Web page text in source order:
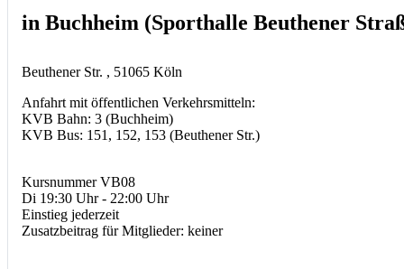
in Buchheim (Sporthalle Beuthener
Beuthener Str. , 51065 Köln
Anfahrt mit öffentlichen Verkehrsmitteln:
KVB Bahn: 3 (Buchheim)
KVB Bus: 151, 152, 153 (Beuthener Str.)
Kursnummer VB08
Di 19:30 Uhr - 22:00 Uhr
Einstieg jederzeit
Zusatzbeitrag für Mitglieder: keiner